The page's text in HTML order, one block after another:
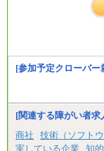
[参加予定クローバー
[関連する障がい者
商社
技術（ソフト
実している企業
知